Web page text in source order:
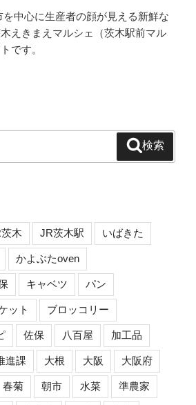
中心に生産者の顔が見える新鮮な
えきまえマルシェ（茨木駅前マル
です。
検索
木 JR茨木駅 いばきた
かよぶたoven
キャベツ パン
ット ブロッコリー
佐保 八百屋 加工品
進課 大根 大阪 大阪府
春菊 朝市 水菜 準農家